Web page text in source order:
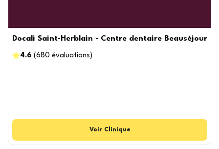
Docali Saint-Herblain - Centre dentaire Beauséjour
4.6 (680 évaluations )
Voir Clinique